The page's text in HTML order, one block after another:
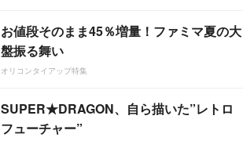
お値段そのまま45％増量！ファミマ夏の大
盤振る舞い
オリコンタイアップ特集
SUPER★DRAGON、自ら描いた”レトロ
フューチャー”